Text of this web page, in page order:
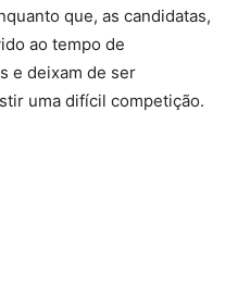
que, as candidatas,
ao tempo de
e deixam de ser
uma difícil competição.